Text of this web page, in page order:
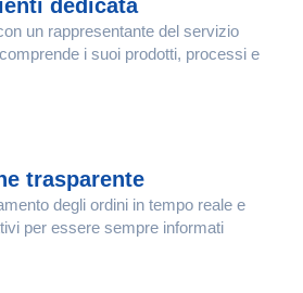
dedicata
un rappresentante del servizio
i suoi prodotti, processi e
trasparente
degli ordini in tempo reale e
per essere sempre informati